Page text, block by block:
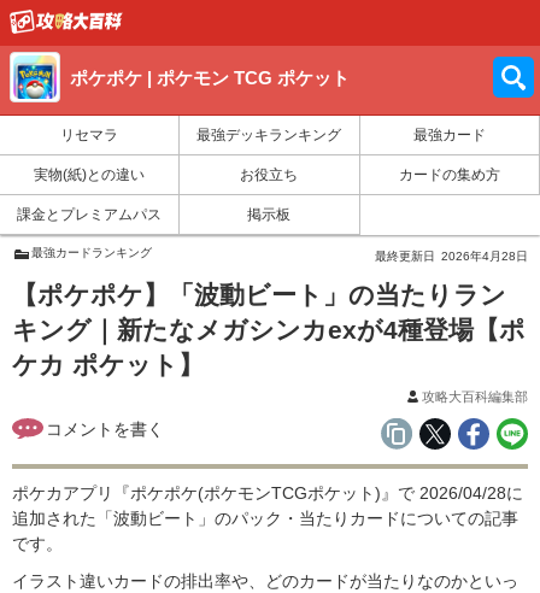
ポケポケ | ポケモン TCG ポケット
リセマラ 最強デッキランキング 最強カード
実物(紙)との違い お役立ち カードの集め方
課金とプレミアムパス 掲示板
最強カードランキング 最終更新日 2026年4月28日
【ポケポケ】「波動ビート」の当たりラン
キング｜新たなメガシンカexが4種登場【ポ
ケカ ポケット】
攻略大百科編集部
ポケカアプリ『ポケポケ(ポケモンTCGポケット)』で 2026/04/28に
追加された「波動ビート」のパック・当たりカードについての記事
です。
イラスト違いカードの排出率や、どのカードが当たりなのかといっ